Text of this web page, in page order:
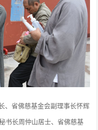
、省佛慈基金会副理事长怀辉
书长周仲山居士、省佛慈基